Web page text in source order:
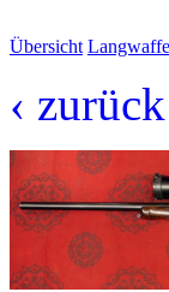
Übersicht
‹